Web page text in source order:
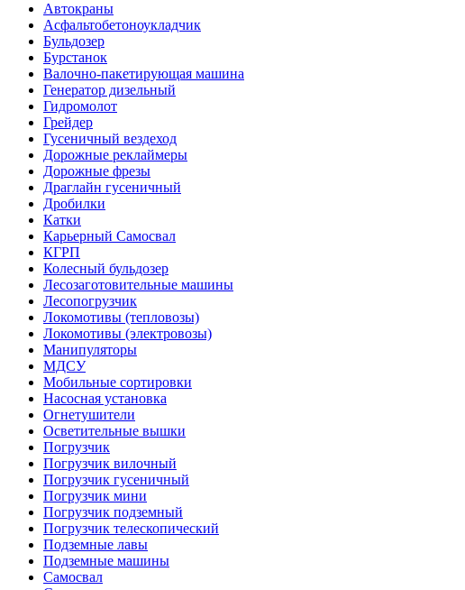
Автокраны
Асфальтобетоноукладчик
Бульдозер
Бурстанок
Валочно-пакетирующая машина
Генератор дизельный
Гидромолот
Грейдер
Гусеничный вездеход
Дорожные реклаймеры
Дорожные фрезы
Драглайн гусеничный
Дробилки
Катки
Карьерный Самосвал
КГРП
Колесный бульдозер
Лесозаготовительные машины
Лесопогрузчик
Локомотивы (тепловозы)
Локомотивы (электровозы)
Манипуляторы
МДСУ
Мобильные сортировки
Насосная установка
Огнетушители
Осветительные вышки
Погрузчик
Погрузчик вилочный
Погрузчик гусеничный
Погрузчик мини
Погрузчик подземный
Погрузчик телескопический
Подземные лавы
Подземные машины
Самосвал